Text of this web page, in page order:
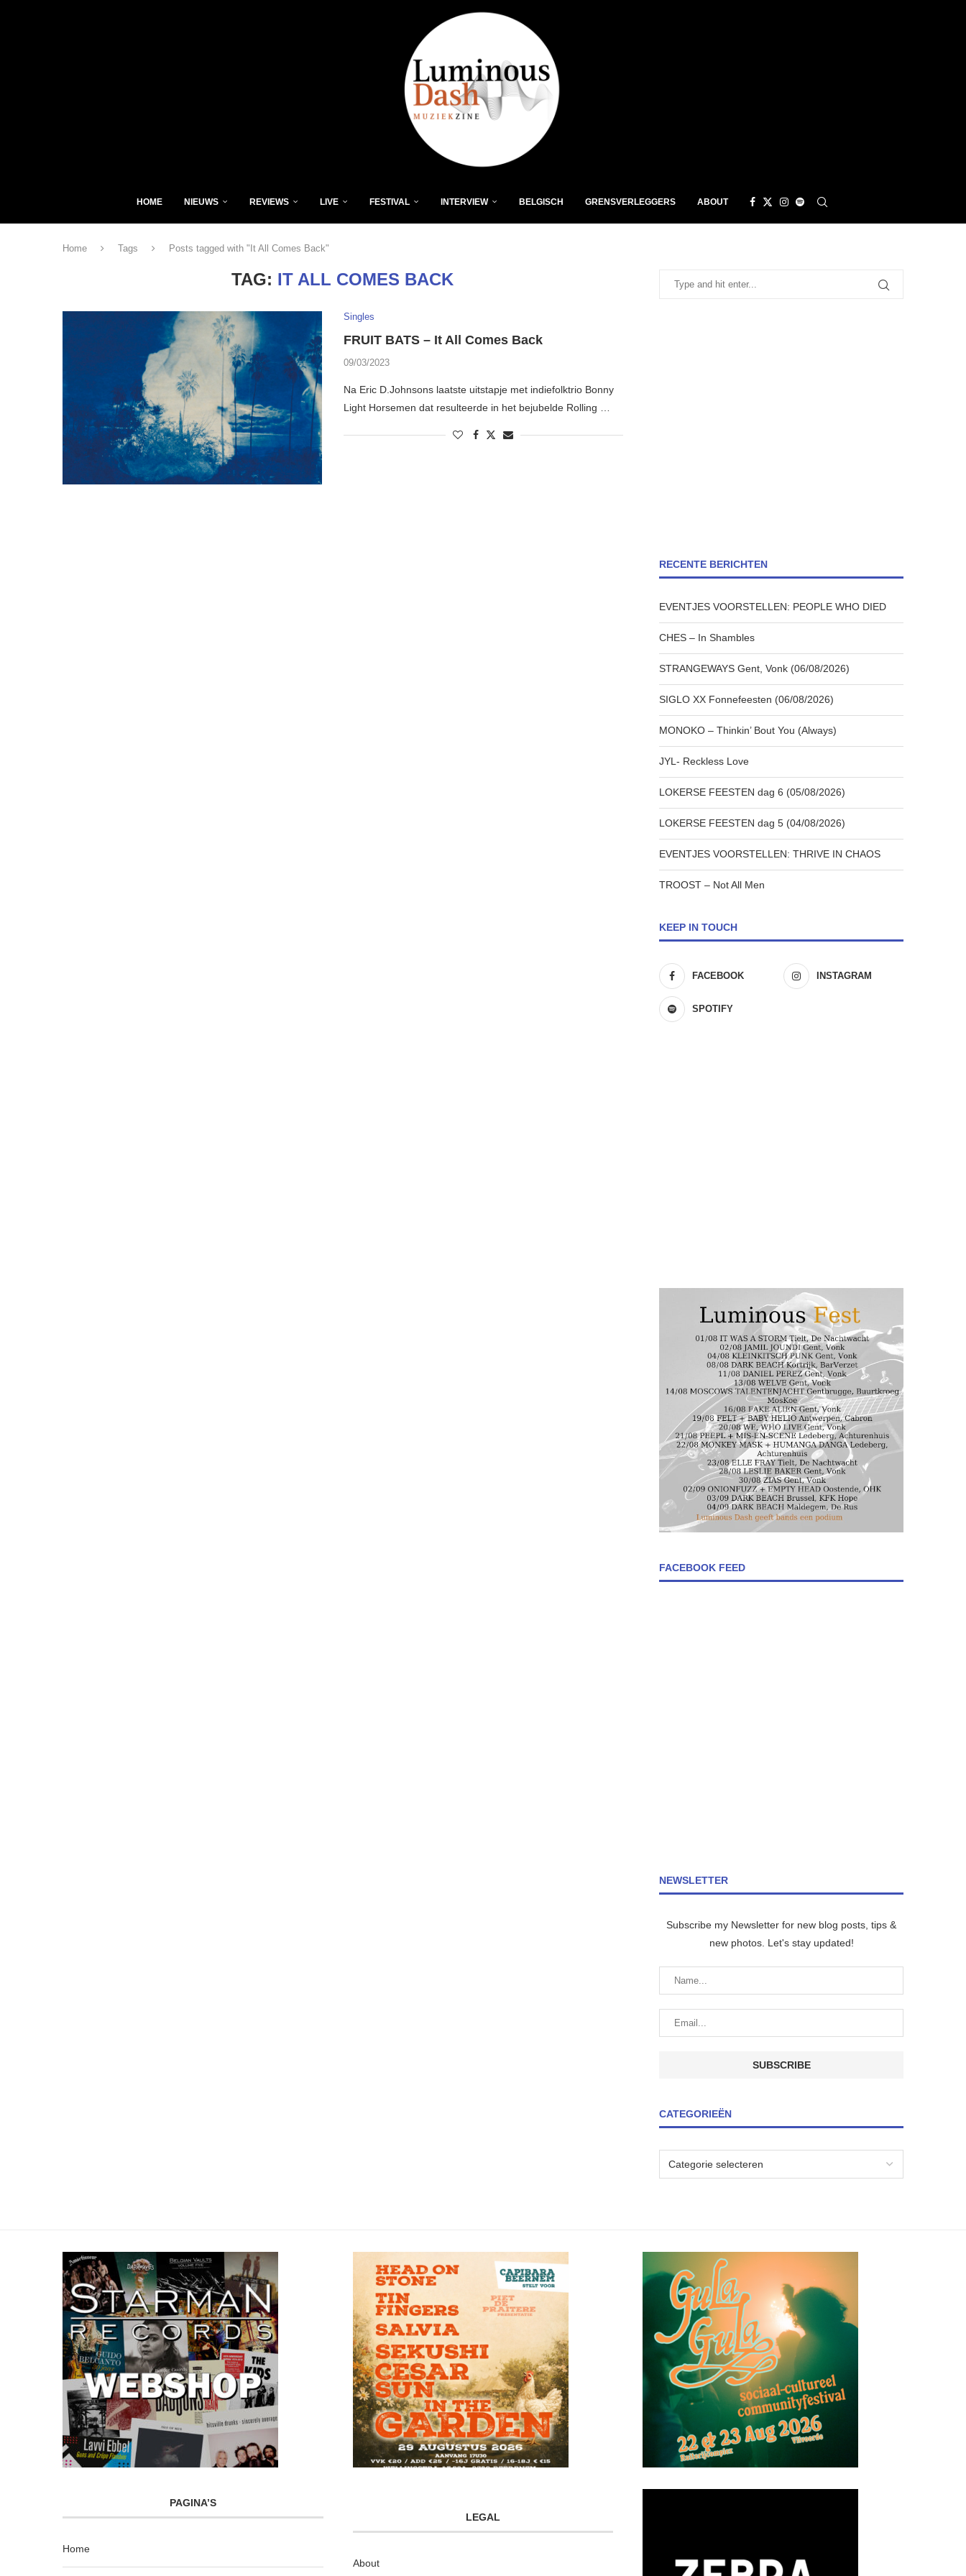
HOME NIEUWS REVIEWS LIVE FESTIVAL INTERVIEW BELGISCH GRENSVERLEGGERS ABOUT
Home Tags Posts tagged with "It All Comes Back"
TAG: IT ALL COMES BACK
Singles
FRUIT BATS – It All Comes Back
09/03/2023
Na Eric D.Johnsons laatste uitstapje met indiefolktrio Bonny
Light Horsemen dat resulteerde in het bejubelde Rolling …
RECENTE BERICHTEN
EVENTJES VOORSTELLEN: PEOPLE WHO DIED
CHES – In Shambles
STRANGEWAYS Gent, Vonk (06/08/2026)
SIGLO XX Fonnefeesten (06/08/2026)
MONOKO – Thinkin’ Bout You (Always)
JYL- Reckless Love
LOKERSE FEESTEN dag 6 (05/08/2026)
LOKERSE FEESTEN dag 5 (04/08/2026)
EVENTJES VOORSTELLEN: THRIVE IN CHAOS
TROOST – Not All Men
KEEP IN TOUCH
FACEBOOK INSTAGRAM
SPOTIFY
FACEBOOK FEED
NEWSLETTER
Subscribe my Newsletter for new blog posts, tips &
new photos. Let's stay updated!
CATEGORIEËN
PAGINA’S
Home
LEGAL
About